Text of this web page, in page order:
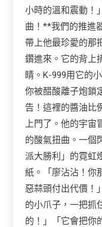
小時的溫和震動！
曲！**我們的推進
帶上他最珍愛的那
鑽進來。它的背上
睛。K-999用它的
你被醋酸離子炮鎖
告！這裡的醬油比
上門了。他的宇
的酸氣扭曲。一個
派大勝利」的霓虹
紙。「廖沾沾！你
惡蒜頭付出代價！
的小爪子，一把抓
的！」「它會把你